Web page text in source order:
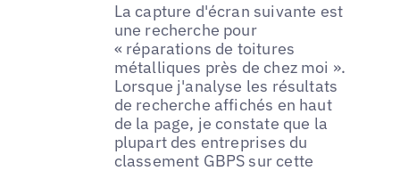
La capture d'écran suivante est
une recherche pour
« réparations de toitures
métalliques près de chez moi ».
Lorsque j'analyse les résultats
de recherche affichés en haut
de la page, je constate que la
plupart des entreprises du
classement GBPS sur cette